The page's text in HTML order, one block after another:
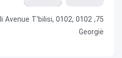
Avenue T'bilisi, 0102,
Georgië